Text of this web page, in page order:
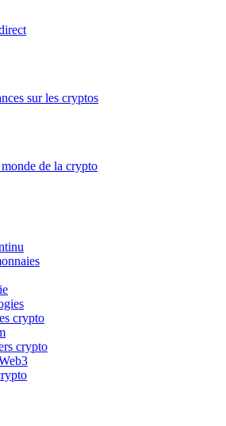
sur les cryptos
de la crypto
crypto
crypto